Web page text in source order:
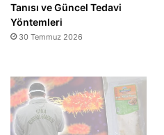
Tanısı ve Güncel Tedavi
Yöntemleri
30 Temmuz 2026